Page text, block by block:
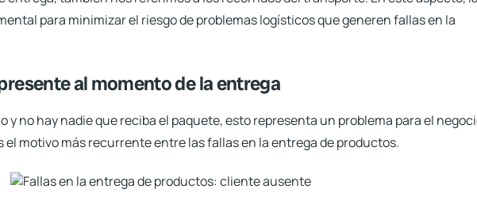
para minimizar el riesgo de problemas logísticos que generen fallas en la
al momento de la entrega
y no hay nadie que reciba el paquete, esto representa un problema para el
el motivo más recurrente entre las fallas en la entrega de productos.